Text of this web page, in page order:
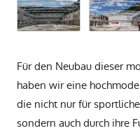
Für den Neubau dieser
haben wir eine
die nicht nur für
sondern auch durch ihre